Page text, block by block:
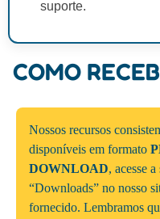
suporte.
COMO
Nossos recursos
disponíveis em formato
DOWNLOAD, acesse a
“Downloads” no nosso
fornecido. Lembramos